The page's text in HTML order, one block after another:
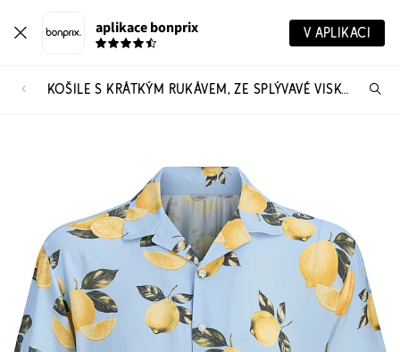
aplikace bonprix V APLIKACI
KOŠILE S KRÁTKÝM RUKÁVEM, ZE SPLÝVAVÉ VISKÓZY, JJ REBEL